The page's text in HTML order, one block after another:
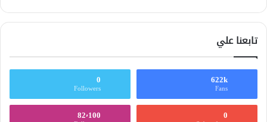
تابعنا علي
622k
Fans
0
Followers
0 82٬100